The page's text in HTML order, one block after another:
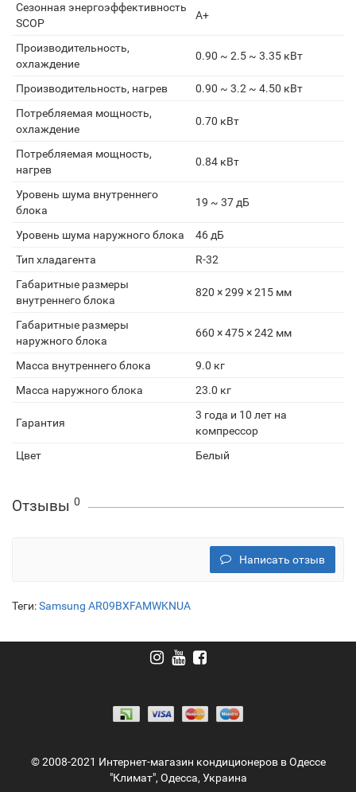
Сезонная энергоэффективность
SCOP
A+
Производительность,
охлаждение
0.90 ~ 2.5 ~ 3.35 кВт
Производительность, нагрев
0.90 ~ 3.2 ~ 4.50 кВт
Потребляемая мощность,
охлаждение
0.70 кВт
Потребляемая мощность,
нагрев
0.84 кВт
Уровень шума внутреннего
блока
19 ~ 37 дБ
Уровень шума наружного блока
46 дБ
Тип хладагента
R-32
Габаритные размеры
внутреннего блока
820 × 299 × 215 мм
Габаритные размеры
наружного блока
660 × 475 × 242 мм
Масса внутреннего блока
9.0 кг
Масса наружного блока
23.0 кг
Гарантия
3 года и 10 лет на
компрессор
Цвет
Белый
Отзывы 0
Написать отзыв
Теги:Samsung AR09BXFAMWKNUA
© 2008-2021 Интернет-магазин кондиционеров в Одессе
"Климат", Одесса, Украина